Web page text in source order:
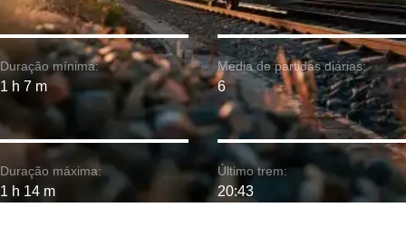
Duração mínima:
1 h 7 m
Duração máxima:
1 h 14 m
Média de partidas diárias:
6
Último trem:
20:43